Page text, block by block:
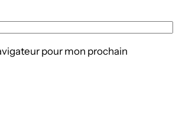
pour mon prochain